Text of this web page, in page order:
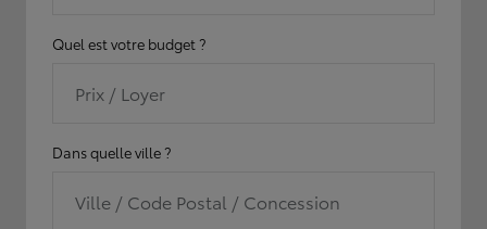
Quel est votre budget ?
Prix / Loyer
Dans quelle ville ?
Ville / Code Postal / Concession